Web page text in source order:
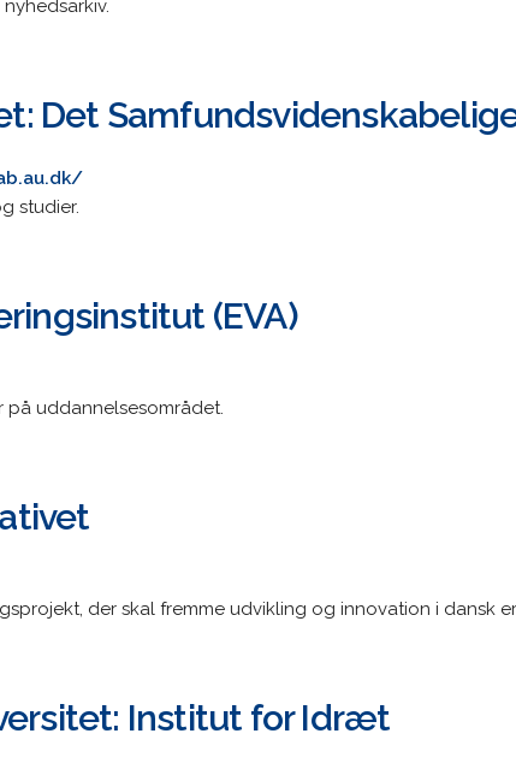
Det
studier.
(EVA)
på uddannelsesområdet.
der skal fremme udvikling og innovation i dansk
Institut for Idræt